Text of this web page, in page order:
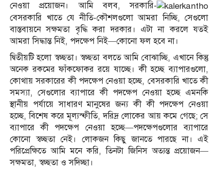
নেওয়া প্রয়োজন। আমি বলব, সরকারি-
বেসরকারি খাতে যে নীতি-কৌশলগুলো আমরা নিচ্ছি, সেগুলো
বাস্তবায়নে সক্ষমতা বৃদ্ধি করা দরকার। এটা না করলে যতই
আমরা সিদ্ধান্ত নিই, পদক্ষেপ নিই—কোনো ফল হবে না।
দ্বিতীয়টি হলো স্বচ্ছতা। স্বচ্ছতা বলতে আমি বোঝাচ্ছি, এখানে কিন্তু
অনেক রকমের ফাঁকফোকর রয়ে যাচ্ছে। কী হচ্ছে ব্যাপারগুলো,
কোথায় সরকারের কী পদক্ষেপ নেওয়া হচ্ছে, বেসরকারি খাতে কী
সমস্যা, সেগুলোর ব্যাপারে কী পদক্ষেপ নেওয়া হচ্ছে এমনকি
স্থানীয় পর্যায়ে সাধারণ মানুষের জন্য কী কী পদক্ষেপ নেওয়া
হচ্ছে, বিশেষ করে মূল্যস্ফীতি, দরিদ্র লোকের আয় কমে গেছে; সে
ব্যাপারে কী পদক্ষেপ নেওয়া হচ্ছে—পদক্ষেপগুলোর ব্যাপারে
কোনো স্বচ্ছতা নেই। লোকজন কিছু জানতে পারছে না। এই
পরিপ্রেক্ষিতে আমি মনে করি, তিনটা জিনিস অত্যন্ত প্রয়োজন—
সক্ষমতা, স্বচ্ছতা ও সদিচ্ছা।